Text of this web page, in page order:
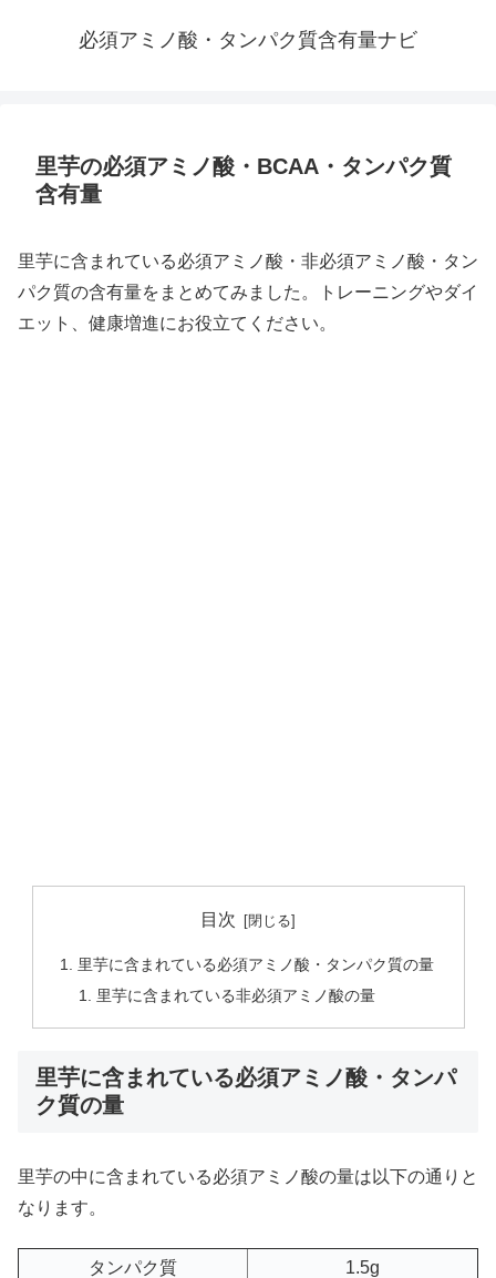
必須アミノ酸・タンパク質含有量ナビ
里芋の必須アミノ酸・BCAA・タンパク質
含有量
里芋に含まれている必須アミノ酸・非必須アミノ酸・タン
パク質の含有量をまとめてみました。トレーニングやダイ
エット、健康増進にお役立てください。
目次
里芋に含まれている必須アミノ酸・タンパク質の量
里芋に含まれている非必須アミノ酸の量
里芋に含まれている必須アミノ酸・タンパ
ク質の量
里芋の中に含まれている必須アミノ酸の量は以下の通りと
なります。
タンパク質 1.5g